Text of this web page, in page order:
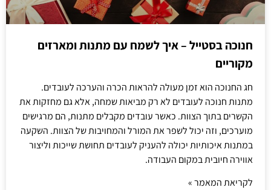
חנוכה בסטייל – איך לשמח עם מתנות ומארזים
מקוריים
חג החנוכה הוא זמן מעולה להראות הכרה והערכה לעובדים.
מתנות חנוכה לעובדים לא רק מביאות שמחה, אלא גם מחזקות את
הקשרים בתוך הצוות. כאשר עובדים מקבלים מתנות, הם מרגישים
מוערכים, וזה יכול לשפר את המורל והמחויבות של הצוות. השקעה
במתנות איכותיות יכולה להעניק לעובדים תחושת שייכות וליצור
אווירה חיובית במקום העבודה.
לקריאת המאמר »